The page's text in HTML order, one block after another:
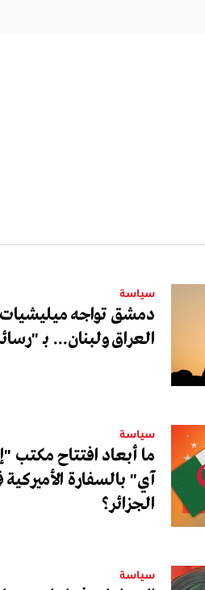
سياسة
دمشق تواجه ميليشيات
العراق ولبنان... بـ
سياسة
ما أبعاد افتتاح مكتب
آي" بالسفارة الأميركية
الجزائر؟
سياسة